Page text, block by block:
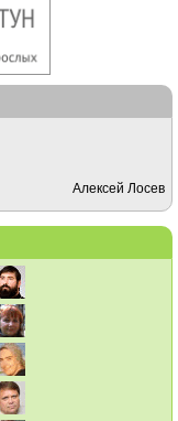
Алексей Лосев